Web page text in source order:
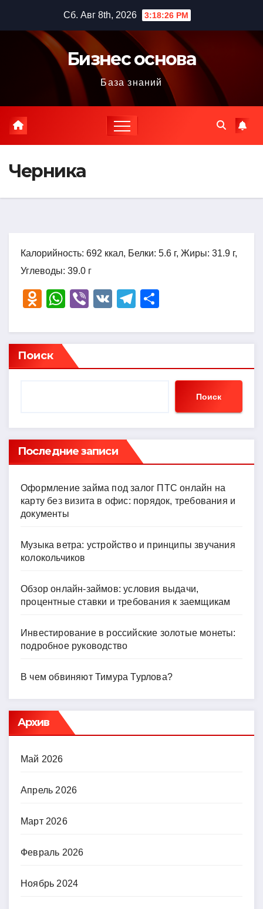
содержимому
Сб. Авг 8th, 2026 3:18:27 PM
Бизнес основа
База знаний
Черника
Калорийность: 692 ккал, Белки: 5.6 г, Жиры: 31.9 г,
Углеводы: 39.0 г
O
n
o
kl
ni
ki
W
at
s
A
Vi
er
V
T
e
a
р
в
ть
Поиск
Поиск
Последние записи
Оформление займа под залог ПТС онлайн на
карту без визита в офис: порядок, требования и
документы
Музыка ветра: устройство и принципы звучания
колокольчиков
Обзор онлайн-займов: условия выдачи,
процентные ставки и требования к заемщикам
Инвестирование в российские золотые монеты:
подробное руководство
В чем обвиняют Тимура Турлова?
Архив
Май 2026
Апрель 2026
Март 2026
Февраль 2026
Ноябрь 2024